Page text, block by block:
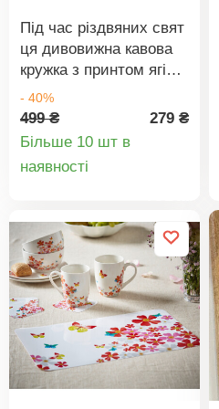
Під час різдвяних свят
ця дивовижна кавова
кружка з принтом ягід
та падуба підкреслить
святковий настрій.
- 40%
499 ₴
279 ₴
Більше 10 шт в
наявності